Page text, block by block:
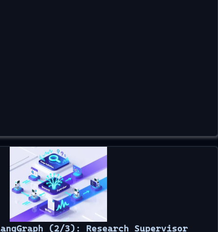
(2/3): Research Supervisor